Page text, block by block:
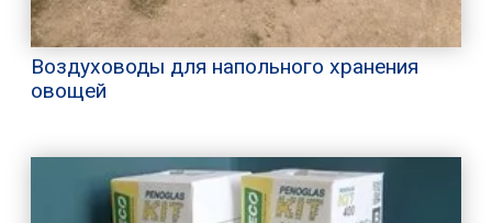
Воздуховоды для напольного хранения
овощей